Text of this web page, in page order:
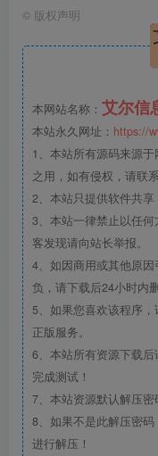
© 版权声明
本网站名称： 艾尔信
本站永久网址： https://
1、本站所有源码来源
之用，如有侵权，请联
2、本站只提供软件共享
3、本站一律禁止以任
客发现请向站长举报。
4、如因商用或其他原
负，请下载后24小时内
5、如果您喜欢该程序
正版服务。
6、本站所有资源下载
完成测试！
7、本站资源默认解压密
8、如果不是此解压密
进行解压！